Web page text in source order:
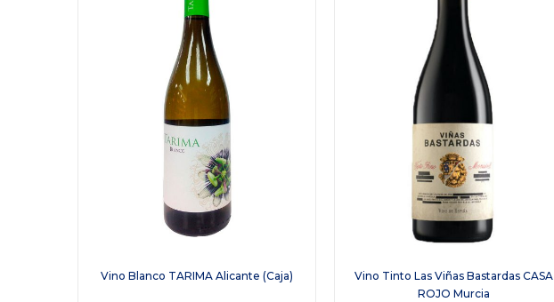
Vino Blanco TARIMA Alicante (Caja)
Vino Tinto Las Viñas Bastardas CASA
ROJO Murcia